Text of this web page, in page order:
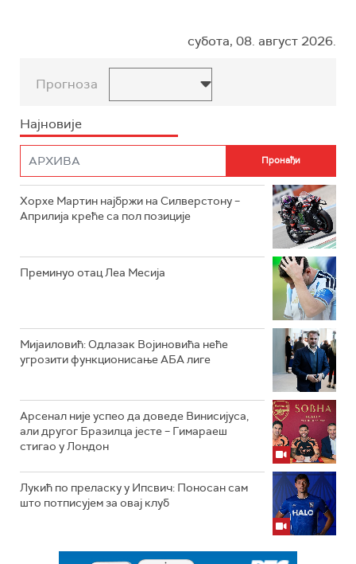
субота, 08. август 2026.
Прогноза
Најновије
Хорхе Мартин најбржи на Силверстону –
Априлија креће са пол позиције
Преминуо отац Леа Месија
Мијаиловић: Одлазак Војиновића неће
угрозити функционисање АБА лиге
Арсенал није успео да доведе Винисијуса,
али другог Бразилца јесте – Гимараеш
стигао у Лондон
Лукић по преласку у Ипсвич: Поносан сам
што потписујем за овај клуб